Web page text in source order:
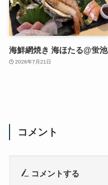
海鮮網焼き 海ほたる@蛍池
2026年7月21日
コメント
コメントする